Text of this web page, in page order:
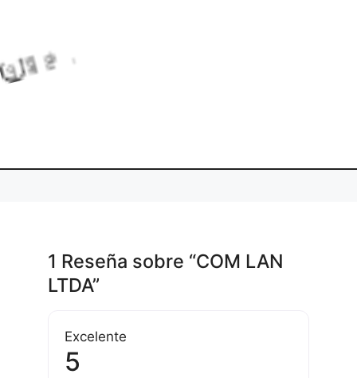
i
1 Reseña sobre “COM LAN
LTDA”
Excelente
5